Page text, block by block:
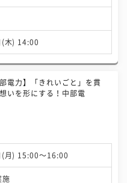
木) 14:00
部電力】「きれいごと」を貫
いを形にする！中部電
月) 15:00〜16:00
施